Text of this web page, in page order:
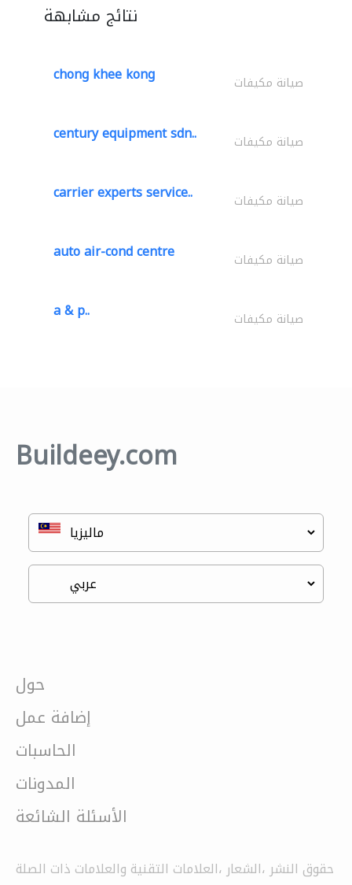
نتائج مشابهة
chong khee kong صيانة مكيفات
century equipment sdn.. صيانة مكيفات
carrier experts service.. صيانة مكيفات
auto air-cond centre صيانة مكيفات
a & p.. صيانة مكيفات
Buildeey.com
حول
إضافة عمل
الحاسبات
المدونات
الأسئلة الشائعة
حقوق النشر ،الشعار ،العلامات التقنية والعلامات ذات الصلة